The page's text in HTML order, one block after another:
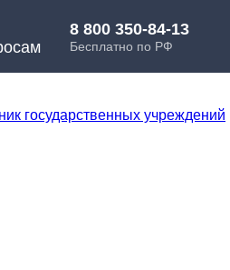
государственных учреждений